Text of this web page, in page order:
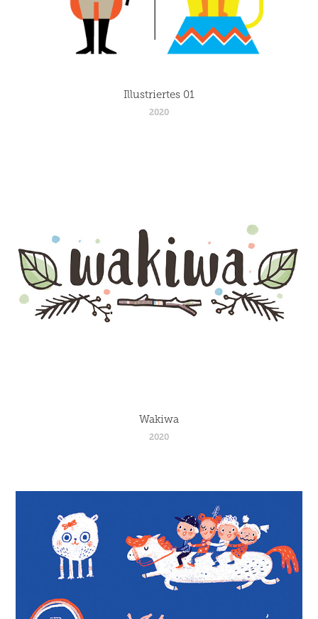
Illustriertes 01
2020
Wakiwa
2020